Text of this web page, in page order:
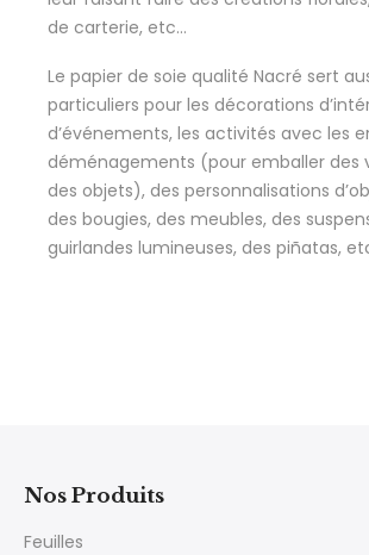
de carterie, etc…
Le papier de soie qualité Nacré sert
particuliers pour les décorations
d’événements, les activités avec les
déménagements (pour emballer des
des objets), des personnalisations
des bougies, des meubles, des
guirlandes lumineuses, des piñatas,
Nos Produits
Feuilles